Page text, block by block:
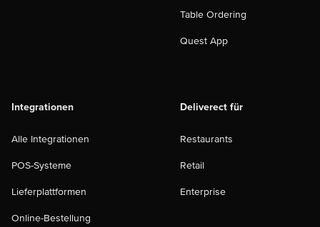
Table Ordering
Quest App
Integrationen
Alle Integrationen
POS-Systeme
Lieferplattformen
Online-Bestellung
Deliverect für
Restaurants
Retail
Enterprise